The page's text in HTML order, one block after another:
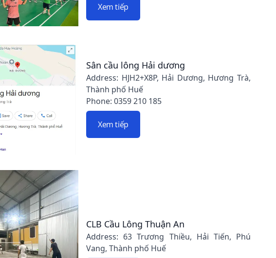
Xem tiếp
Sân cầu lông Hải dương
Address: HJH2+X8P, Hải Dương, Hương Trà,
Thành phố Huế
Phone: 0359 210 185
Xem tiếp
CLB Cầu Lông Thuận An
Address: 63 Trương Thiều, Hải Tiến, Phú
Vang, Thành phố Huế